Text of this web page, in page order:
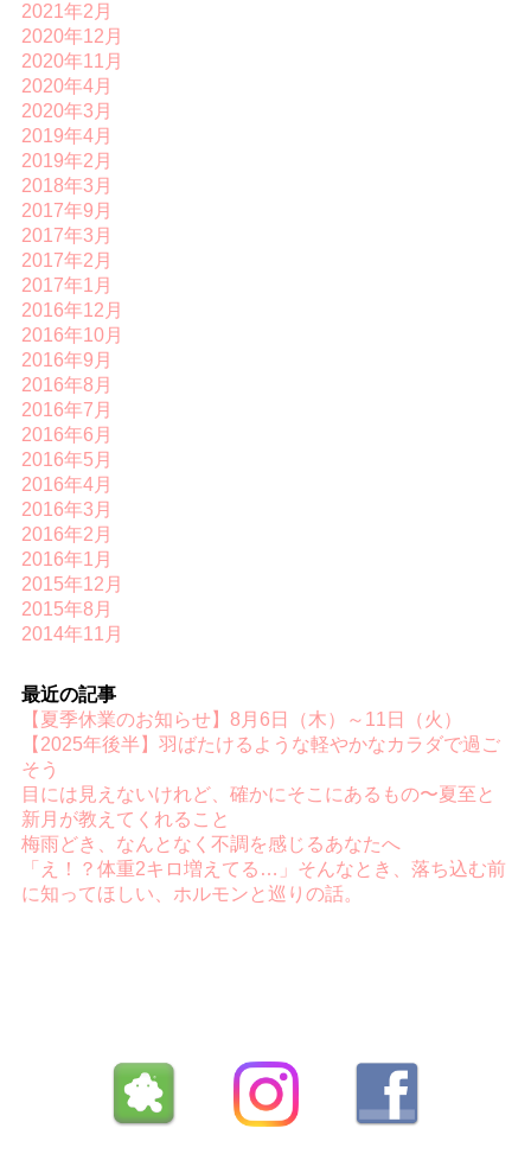
2021年2月
2020年12月
2020年11月
2020年4月
2020年3月
2019年4月
2019年2月
2018年3月
2017年9月
2017年3月
2017年2月
2017年1月
2016年12月
2016年10月
2016年9月
2016年8月
2016年7月
2016年6月
2016年5月
2016年4月
2016年3月
2016年2月
2016年1月
2015年12月
2015年8月
2014年11月
最近の記事
【夏季休業のお知らせ】8月6日（木）～11日（火）
【2025年後半】羽ばたけるような軽やかなカラダで過ご
そう
目には見えないけれど、確かにそこにあるもの〜夏至と
新月が教えてくれること
梅雨どき、なんとなく不調を感じるあなたへ
「え！？体重2キロ増えてる…」そんなとき、落ち込む前
に知ってほしい、ホルモンと巡りの話。